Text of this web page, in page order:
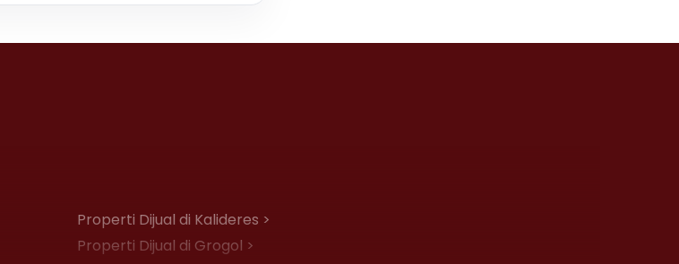
Properti Dijual di Kalideres >
Properti Dijual di Grogol >